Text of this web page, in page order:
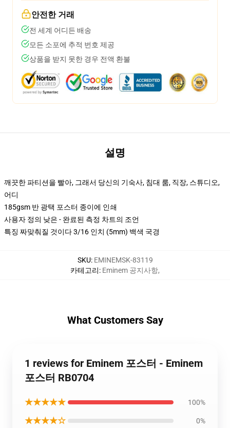
안전한 거래
전 세계 어디든 배송
모든 소포에 추적 번호 제공
상품을 받지 못한 경우 전액 환불
설명
깨끗한 파티션을 빨아, 그래서 당신의 기숙사, 침대 룸, 직장, 스튜디오,
어디
185gsm 반 광택 포스터 종이에 인쇄
사용자 정의 낮은 - 완료된 측정 차트의 조언
특징 짜맞춰질 것이다 3/16 인치 (5mm) 백색 국경
SKU: EMINEMSK-83119
카테고리: Eminem 공지사항,
What Customers Say
1 reviews for Eminem 포스터 - Eminem
포스터 RB0704
★★★★★ 100%
★★★★☆ 0%